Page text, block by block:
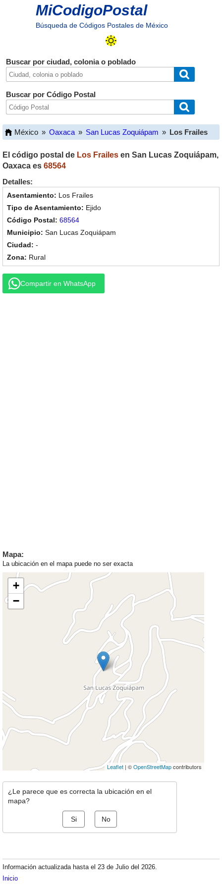
MiCodigoPostal
Búsqueda de Códigos Postales de México
Buscar por ciudad, colonia o poblado
Buscar por Código Postal
México » Oaxaca » San Lucas Zoquiápam » Los Frailes
El código postal de Los Frailes en San Lucas Zoquiápam,
Oaxaca es 68564
Detalles:
Los Frailes
Ejido
68564
San Lucas Zoquiápam
-
Rural
Compartir en WhatsApp
Mapa:
La ubicación en el mapa puede no ser exacta
+
−
Leaflet | ©OpenStreetMapcontributors
¿Le parece que es correcta la ubicación en el
mapa?
Si No
Información actualizada hasta el 23 de Julio del 2026.
Inicio